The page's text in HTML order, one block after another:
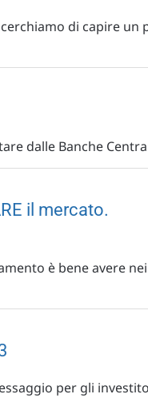
di capire un
dalle Banche
il mercato.
è bene avere nei
per gli